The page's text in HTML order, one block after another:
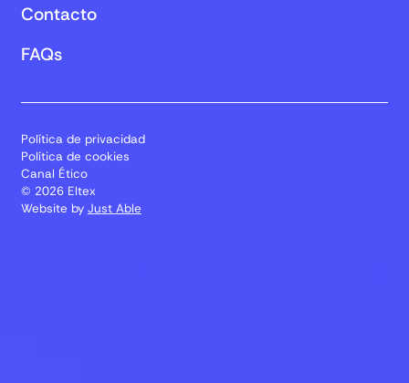
Contacto
FAQs
Política de privacidad
Política de cookies
Canal Ético
© 2026 Eltex
Website by Just Able